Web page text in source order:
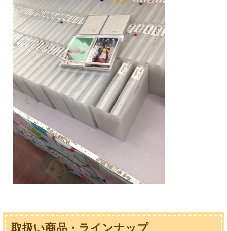
取扱い商品・ラインナップ